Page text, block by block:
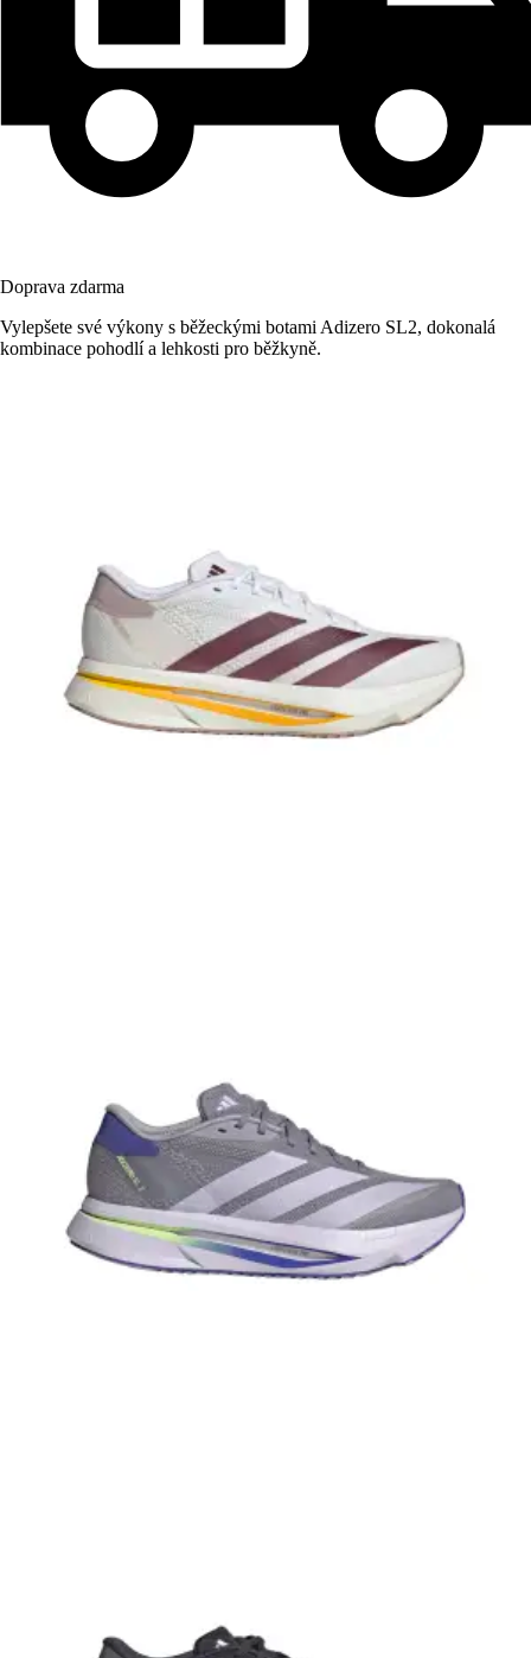
Doprava zdarma
Vylepšete své výkony s běžeckými botami Adizero SL2, dokonalá
kombinace pohodlí a lehkosti pro běžkyně.